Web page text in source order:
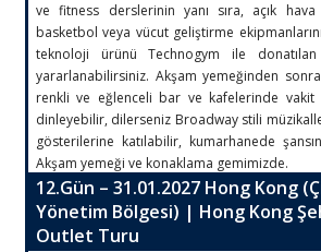
ve fitness derslerinin yanı sıra, açık
basketbol veya vücut geliştirme
teknoloji ürünü Technogym ile
yararlanabilirsiniz. Akşam yemeğinden
renkli ve eğlenceli bar ve kafelerinde vakit
dinleyebilir, dilerseniz Broadway stili
gösterilerine katılabilir, kumarhanede
Akşam yemeği ve konaklama gemimizde.
12.Gün – 31.01.2027 Hong Kong
Yönetim Bölgesi) | Hong Kong
Outlet Turu